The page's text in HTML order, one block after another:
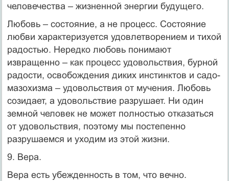
человечества – жизненной энергии будущего.
Любовь – состояние, а не процесс. Состояние
любви характеризуется удовлетворением и тихой
радостью. Нередко любовь понимают
извращенно – как процесс удовольствия, бурной
радости, освобождения диких инстинктов и садо-
мазохизма – удовольствия от мучения. Любовь
созидает, а удовольствие разрушает. Ни один
земной человек не может полностью отказаться
от удовольствия, поэтому мы постепенно
разрушаемся и уходим из этой жизни.
9. Вера.
Вера есть убежденность в том, что вечно.